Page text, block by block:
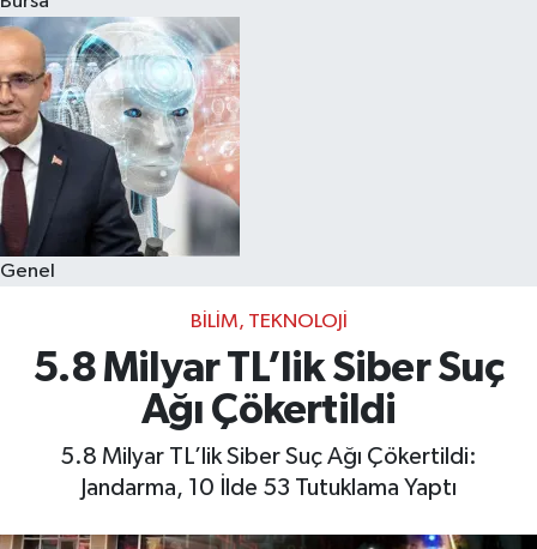
Genel
BILIM, TEKNOLOJI
5.8 Milyar TL’lik Siber Suç
Ağı Çökertildi
5.8 Milyar TL’lik Siber Suç Ağı Çökertildi:
Jandarma, 10 İlde 53 Tutuklama Yaptı
Eğitim
Sağlık
Dünya
Magazin
Kültür & Sanat
Teknoloji
Bilim
Genel